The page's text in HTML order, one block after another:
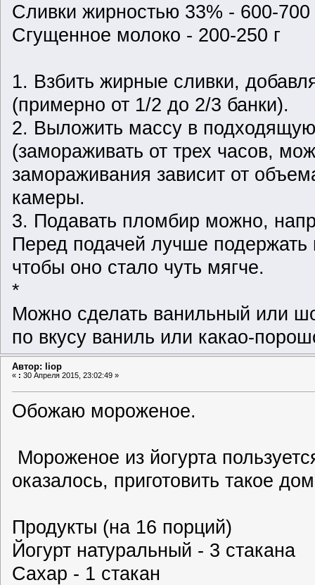
Сливки жирностью 33% - 600-700
Сгущенное молоко - 200-250 г
1. Взбить жирные сливки,
(примерно от 1/2 до 2/3 банки).
2. Выложить массу в
(замораживать от трех часов,
замораживания зависит от
камеры.
3. Подавать пломбир можно,
Перед подачей лучше
чтобы оно стало чуть мягче.
*
Можно сделать ванильный или
по вкусу ваниль или какао-
Автор: liop
« : 30 Апреля 2015, 23:02:49 »
Обожаю мороженое.
Мороженое из йогурта
оказалось, приготовить такое
Продукты (на 16 порций)
Йогурт натуральный - 3 стакана
Сахар - 1 стакан